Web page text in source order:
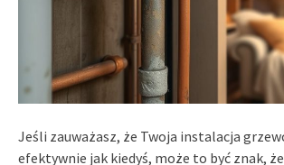
Jeśli zauważasz, że Twoja instalacja
efektywnie jak kiedyś, może to być znak,